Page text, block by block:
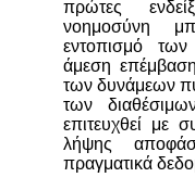
πρώτες
νοημοσύνη
εντοπισμό των
άμεση
των δυνάμεων
των
επιτευχθεί με
λήψης
πραγματικά